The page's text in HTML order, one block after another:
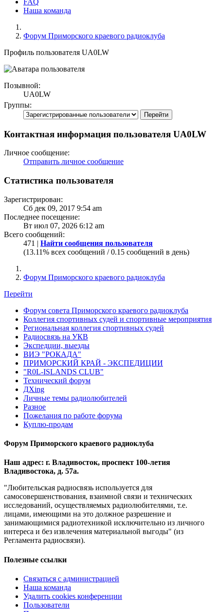
Наша команда
Форум Приморского краевого радиоклуба
Профиль пользователя UA0LW
Позывной:
UA0LW
Группы:
Контактная информация пользователя UA0LW
Личное сообщение:
Отправить личное сообщение
Статистика пользователя
Зарегистрирован:
Сб дек 09, 2017 9:54 am
Последнее посещение:
Вт июл 07, 2026 6:12 am
Всего сообщений:
471 | Найти сообщения пользователя
(13.11% всех сообщений / 0.15 сообщений в день)
Форум Приморского краевого радиоклуба
Перейти
Форум совета Приморского краевого радиоклуба
Коллегия спортивных судей и спортивные мероприятия
Региональная коллегия спортивных судей
Радиосвязь на УКВ
Экспедции, выезды
ВИЭ "РОКАДА"
ПРИМОРСКИЙ КРАЙ - ЭКСПЕДИЦИИ
"R0L-ISLANDS CLUB"
Технический форум
ДХing
Личные темы радиолюбителей
Разное
Пожелания по работе форума
Куплю-продам
Форум Приморского краевого радиоклуба
Наш адрес: г. Владивосток, проспект 100-летия
Владивостока, д. 57а.
"Любительская радиосвязь используется для
самосовершенствования, взаимной связи и технических
исследований, осуществляемых радиолюбителями, т.е.
лицами, имеющими на это должное разрешение и
занимающимися радиотехникой исключительно из личного
интереса и без извлечения материальной выгоды" (из
Регламента радиосвязи).
Полезные ссылки
Связаться с администрацией
Наша команда
Удалить cookies конференции
Пользователи